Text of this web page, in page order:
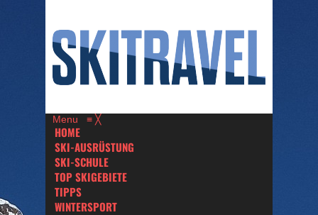
Menu ≡ ╳
HOME
SKI-AUSRÜSTUNG
SKI-SCHULE
TOP SKIGEBIETE
TIPPS
WINTERSPORT